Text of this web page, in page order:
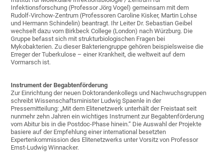
Infektionsforschung (Professor Jörg Vogel) gemeinsam mit dem
Rudolf-Virchow-Zentrum (Professoren Caroline Kisker, Martin Lohse
und Hermann Schindelin) beantragt. Ihr Leiter Dr. Sebastian Geibel
wechselt dazu vom Birkbeck College (London) nach Würzburg. Die
Gruppe befasst sich mit strukturbiologischen Fragen bei
Mykobakterien. Zu dieser Bakteriengruppe gehören beispielsweise die
Erreger der Tuberkulose – einer Krankheit, die weltweit auf dem
Vormarsch ist.
Instrument der Begabtenförderung
Zur Einrichtung der neuen Doktorandenkollegs und Nachwuchsgruppen
schreibt Wissenschaftsminister Ludwig Spaenle in der
Pressemitteilung: „Mit dem Elitenetzwerk unterhält der Freistaat seit
nunmehr zehn Jahren ein wichtiges Instrument zur Begabtenförderung
vom Abitur bis in die Postdoc-Phase hinein.“ Die Auswahl der Projekte
basiere auf der Empfehlung einer international besetzten
Expertenkommission des Elitenetzwerks unter Vorsitz von Professor
Ernst-Ludwig Winnacker.